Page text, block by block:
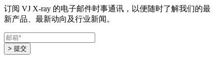
订阅 VJ X-ray 的电子邮件时事通讯，以便随时了解我们的最
新产品、最新动向及行业新闻。